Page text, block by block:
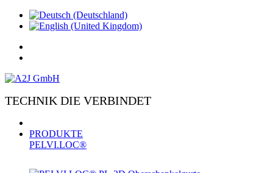
TECHNIK DIE VERBINDET
PRODUKTE
PELVI.LOC®